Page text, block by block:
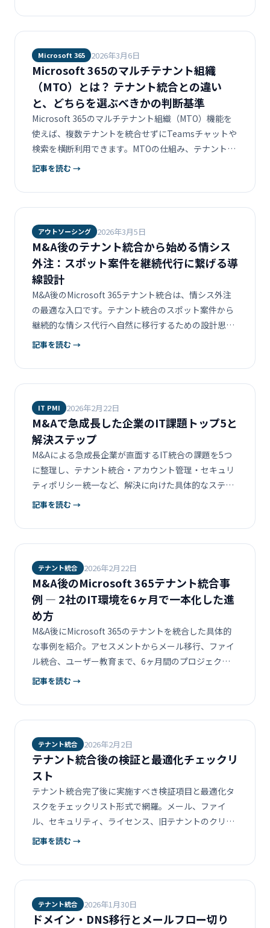
Microsoft 365 2026年3月6日
Microsoft 365のマルチテナント組織
（MTO）とは？ テナント統合との違い
と、どちらを選ぶべきかの判断基準
Microsoft 365のマルチテナント組織（MTO）機能を
使えば、複数テナントを統合せずにTeamsチャットや
検索を横断利用できます。MTOの仕組み、テナント統
合との違い、それぞれを選ぶべきケースを解説しま
記事を読む →
アウトソーシング 2026年3月5日
M&A後のテナント統合から始める情シス
外注：スポット案件を継続代行に繋げる導
線設計
M&A後のMicrosoft 365テナント統合は、情シス外注
の最適な入口です。テナント統合のスポット案件から
継続的な情シス代行へ自然に移行するための設計思想
と、テナント統合プロジェクトの全体像を解説しま
記事を読む →
IT PMI 2026年2月22日
M&Aで急成長した企業のIT課題トップ5と
解決ステップ
M&Aによる急成長企業が直面するIT統合の課題を5つ
に整理し、テナント統合・アカウント管理・セキュリ
ティポリシー統一など、解決に向けた具体的なステッ
プを解説します。
記事を読む →
テナント統合 2026年2月22日
M&A後のMicrosoft 365テナント統合事
例 ― 2社のIT環境を6ヶ月で一本化した進
め方
M&A後にMicrosoft 365のテナントを統合した具体的
な事例を紹介。アセスメントからメール移行、ファイ
ル統合、ユーザー教育まで、6ヶ月間のプロジェクト
の全体像を解説します。
記事を読む →
テナント統合 2026年2月2日
テナント統合後の検証と最適化チェックリ
スト
テナント統合完了後に実施すべき検証項目と最適化タ
スクをチェックリスト形式で網羅。メール、ファイ
ル、セキュリティ、ライセンス、旧テナントのクリー
ンアップまで。テナント統合ガイドの最終回。
記事を読む →
テナント統合 2026年1月30日
ドメイン・DNS移行とメールフロー切り